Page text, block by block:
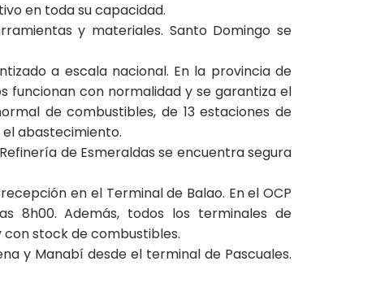
en toda su capacidad.
y materiales. Santo Domingo se
a escala nacional. En la provincia de
funcionan con normalidad y se garantiza el
de combustibles, de 13 estaciones de
el abastecimiento.
de Esmeraldas se encuentra segura
en el Terminal de Balao. En el OCP
8h00. Además, todos los terminales de
stock de combustibles.
y Manabí desde el terminal de Pascuales.